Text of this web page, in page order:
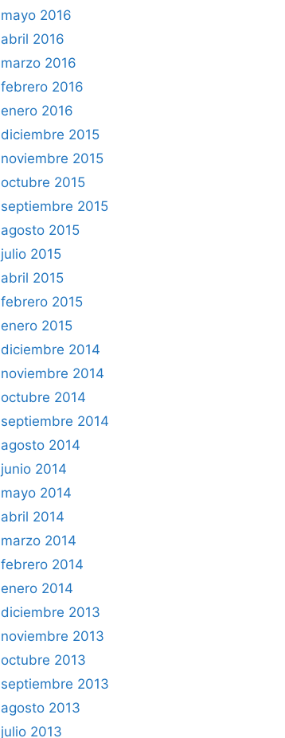
mayo 2016
abril 2016
marzo 2016
febrero 2016
enero 2016
diciembre 2015
noviembre 2015
octubre 2015
septiembre 2015
agosto 2015
julio 2015
abril 2015
febrero 2015
enero 2015
diciembre 2014
noviembre 2014
octubre 2014
septiembre 2014
agosto 2014
junio 2014
mayo 2014
abril 2014
marzo 2014
febrero 2014
enero 2014
diciembre 2013
noviembre 2013
octubre 2013
septiembre 2013
agosto 2013
julio 2013